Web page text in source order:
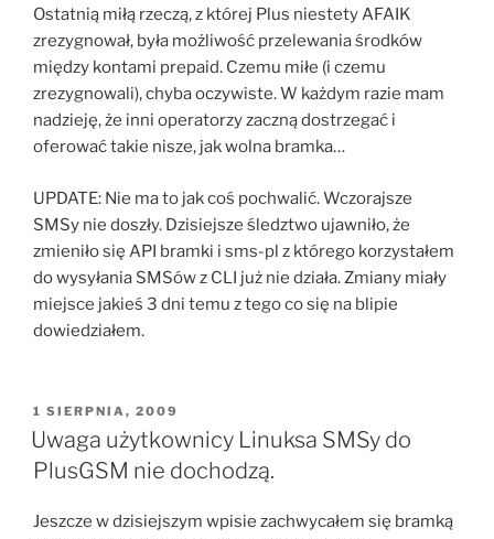
Ostatnią miłą rzeczą, z której Plus niestety AFAIK
zrezygnował, była możliwość przelewania środków
między kontami prepaid. Czemu miłe (i czemu
zrezygnowali), chyba oczywiste. W każdym razie mam
nadzieję, że inni operatorzy zaczną dostrzegać i
oferować takie nisze, jak wolna bramka…
UPDATE: Nie ma to jak coś pochwalić. Wczorajsze
SMSy nie doszły. Dzisiejsze śledztwo ujawniło, że
zmieniło się API bramki i sms-pl z którego korzystałem
do wysyłania SMSów z CLI już nie działa. Zmiany miały
miejsce jakieś 3 dni temu z tego co się na blipie
dowiedziałem.
OPUBLIKOWANE
W
1 SIERPNIA, 2009
Uwaga użytkownicy Linuksa SMSy do
PlusGSM nie dochodzą.
Jeszcze w dzisiejszym wpisie zachwycałem się bramką